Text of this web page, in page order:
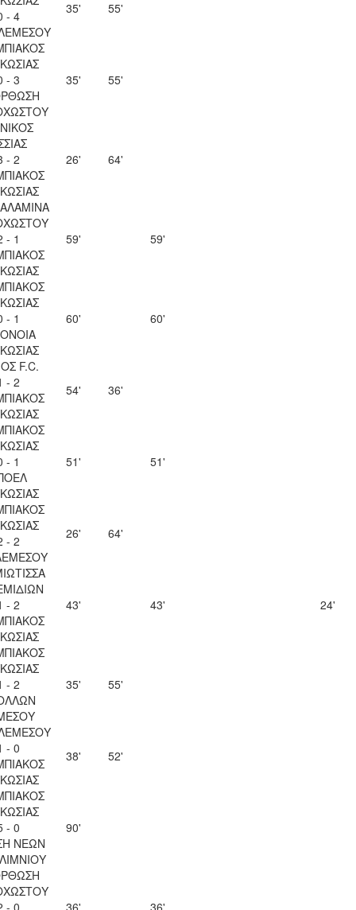
- 4
35' 55'
- 3
35' 55'
- 2
26' 64'
- 1
59' 59'
- 1
60' 60'
F.C.
- 2
54' 36'
- 1
51' 51'
- 2
26' 64'
- 2
43' 43' 24'
- 2
35' 55'
- 0
38' 52'
- 0
ΝΕΩΝ
90'